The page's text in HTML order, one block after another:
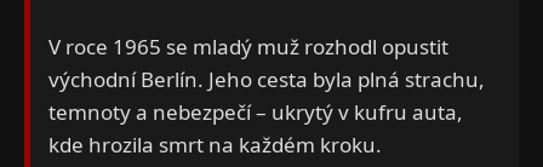
V roce 1965 se mladý muž rozhodl opustit
východní Berlín. Jeho cesta byla plná strachu,
temnoty a nebezpečí – ukrytý v kufru auta,
kde hrozila smrt na každém kroku.